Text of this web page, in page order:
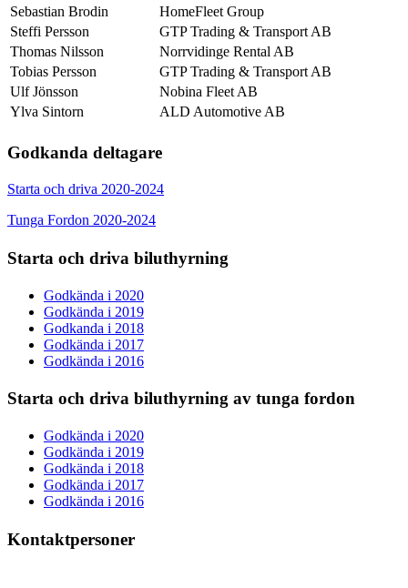
Sebastian Brodin
HomeFleet Group
Steffi Persson
GTP Trading & Transport AB
Thomas Nilsson
Norrvidinge Rental AB
Tobias Persson
GTP Trading & Transport AB
Ulf Jönsson
Nobina Fleet AB
Ylva Sintorn
ALD Automotive AB
Godkanda deltagare
Starta och driva 2020-2024
Tunga Fordon 2020-2024
Starta och driva biluthyrning
Godkända i 2020
Godkända i 2019
Godkanda i 2018
Godkända i 2017
Godkända i 2016
Starta och driva biluthyrning av tunga fordon
Godkända i 2020
Godkända i 2019
Godkända i 2018
Godkända i 2017
Godkända i 2016
Kontaktpersoner